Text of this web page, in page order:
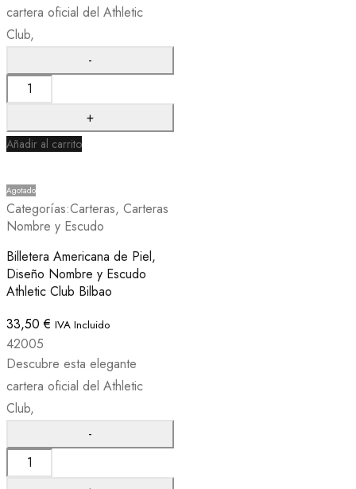
cartera oficial del Athletic
Club,
Añadir al carrito
Agotado
Categorías:Carteras, Carteras
Nombre y Escudo
Billetera Americana de Piel,
Diseño Nombre y Escudo
Athletic Club Bilbao
33,50€ IVA Incluido
42005
Descubre esta elegante
cartera oficial del Athletic
Club,